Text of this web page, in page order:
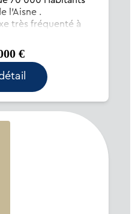
l'Aisne .
très fréquenté à
en fort
de petite brasserie
€